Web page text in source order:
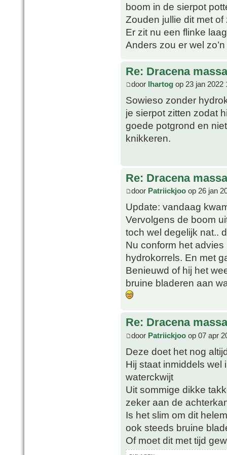
boom in de sierpot
Zouden jullie dit met
Er zit nu een flinke
Anders zou er wel
Re: Dracena
door lhartog op 23 jan 2022
Sowieso zonder
je sierpot zitten zodat
goede potgrond en
knikkeren.
Re: Dracena
door Patriickjoo op 26 jan
Update: vandaag
Vervolgens de boom
toch wel degelijk nat..
Nu conform het
hydrokorrels. En met
Benieuwd of hij het
bruine bladeren aan
Re: Dracena
door Patriickjoo op 07 apr
Deze doet het nog
Hij staat inmiddels wel
waterckwijt
Uit sommige dikke
zeker aan de
Is het slim om dit
ook steeds bruine
Of moet dit met tijd